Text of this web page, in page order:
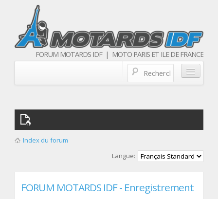
FORUM MOTARDS IDF | MOTO PARIS ET ILE DE FRANCE
Forum
Balades & sorties moto
Index du forum
Langue:
FORUM MOTARDS IDF - Enregistrement